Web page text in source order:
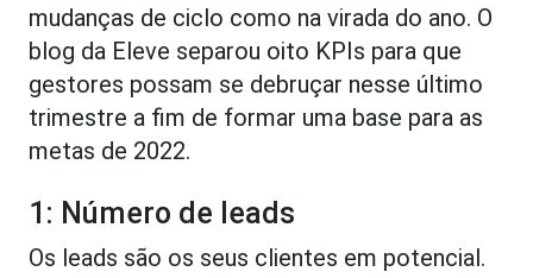
mudanças de ciclo como na virada do ano. O
blog da Eleve separou oito KPIs para que
gestores possam se debruçar nesse último
trimestre a fim de formar uma base para as
metas de 2022.
1: Número de leads
Os leads são os seus clientes em potencial.